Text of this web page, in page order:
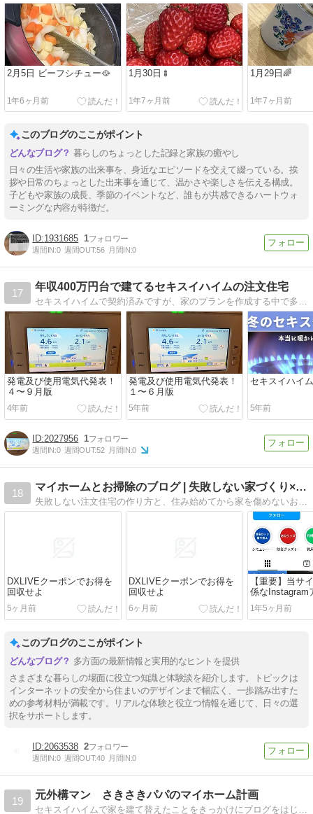
2月5日 ビーフシチュー🥘
1年6ヶ月前
1月30日🍢
1年7ヶ月前
1月29日🌈
1年7ヶ月前
このブログのここがポイント
暮らしのちょっとした記録と家族の癒やし
日々の生活や家族の出来事を、身近なエピソードを交えて綴っている。挨
拶や日常のちょっとした出来事を通じて、温かさや楽しさを伝える構成。
子どもや家族の成長、季節のイベントなど、誰もが共感できるハートウォ
ーミングな内容が特徴だ。
1931685 1
週間IN:0 週間OUT:56 月間IN:0
17
年収400万円台で建てるセキスイハイムの注文住宅
発電及び使用電気代発表！
４〜９月版
4年前
発電及び使用電気代発表！
１〜６月版
5年前
セキスイハイ
5年前
2027956 1
週間IN:0 週間OUT:52 月間IN:0
18
マイホームとお掃除のブログ | 失敗しない家づくり×お掃除術
DXLIVEクーポンでお得を
回収せよ
5ヶ月前
DXLIVEクーポンでお得を
回収せよ
6ヶ月前
【重要】当サ
係なInstagram
について
1年5ヶ月前
このブログのここがポイント
多方面の最新情報と実用的なヒントを提供
さまざまな暮らしの場面に役立つ知識と体験談を紹介します。トピックは
インターネットの安全から住まいのデザインまで幅広く、一歩踏み出すた
めの参考材料が満載です。リアルな体験と役立つ情報を通じて、日々の選
択をサポートします。
2063538 2
週間IN:0 週間OUT:40 月間IN:0
19
元外構マン さきさきパパのマイホーム計画